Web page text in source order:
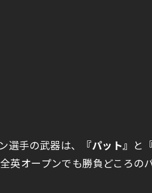
選手の武器は、 『パット』 と
英オープンでも勝負どころの